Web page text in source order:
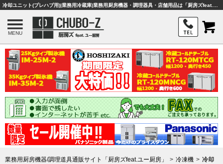
MENU
業務用厨房機器/調理道具通販サイト「厨房ズfeat.ユー厨房」 冷凍機
冷却